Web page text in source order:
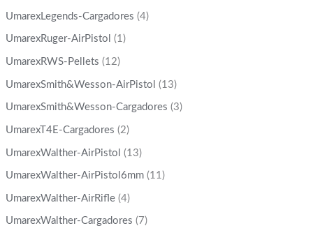
UmarexLegends-Cargadores (4)
UmarexRuger-AirPistol (1)
UmarexRWS-Pellets (12)
UmarexSmith&Wesson-AirPistol (13)
UmarexSmith&Wesson-Cargadores (3)
UmarexT4E-Cargadores (2)
UmarexWalther-AirPistol (13)
UmarexWalther-AirPistol6mm (11)
UmarexWalther-AirRifle (4)
UmarexWalther-Cargadores (7)